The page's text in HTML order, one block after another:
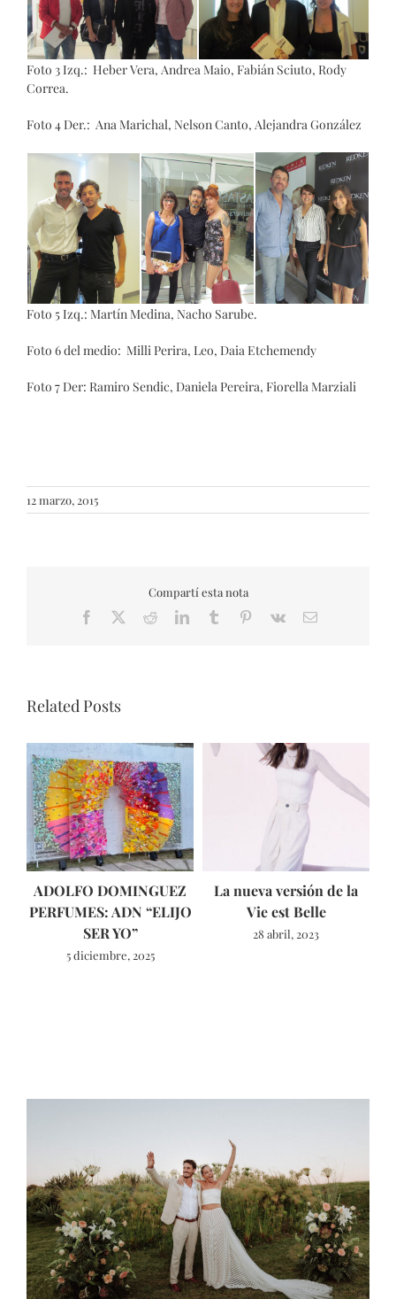
Foto 3 Izq.: Heber Vera, Andrea Maio, Fabián Sciuto, Rody
Correa.
Foto 4 Der.: Ana Marichal, Nelson Canto, Alejandra González
Foto 5 Izq.: Martín Medina, Nacho Sarube.
Foto 6 del medio: Milli Perira, Leo, Daia Etchemendy
Foto 7 Der: Ramiro Sendic, Daniela Pereira, Fiorella Marziali
12 marzo, 2015
Compartí esta nota
Facebook RedditLinkedInTumblr Pinterest
Vk Email
Related Posts
ADOLFO DOMINGUEZ
PERFUMES: ADN “ELIJO
SER YO”
5 diciembre, 2025
La nueva versión de la
Vie est Belle
28 abril, 2023